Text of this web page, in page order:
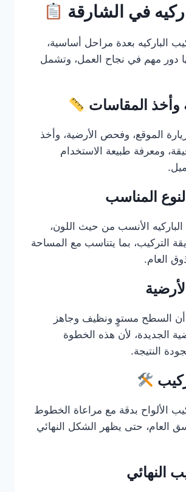
في الشارقة
الباركيه بعدة مراحل أساسية،
دور مهم في نجاح العمل، وتشمل
الموقع، وفحص الأرضية، وأخذ
ومعرفة طبيعة الاستخدام
الباركيه الأنسب من حيث اللون،
التركيب، بما يتناسب مع المساحة
العام.
أن السطح مستوٍ ونظيف وجاهز
الجديدة، لأن هذه الخطوة
النتيجة.
الألواح بدقة مع مراعاة الخطوط
العام، حتى يظهر الشكل النهائي